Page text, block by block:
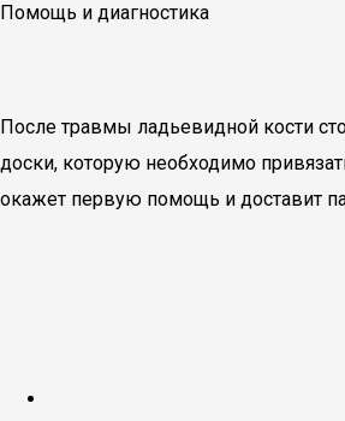
Помощь и диагностика
После травмы ладьевидной кости
доски, которую необходимо
окажет первую помощь и доставит